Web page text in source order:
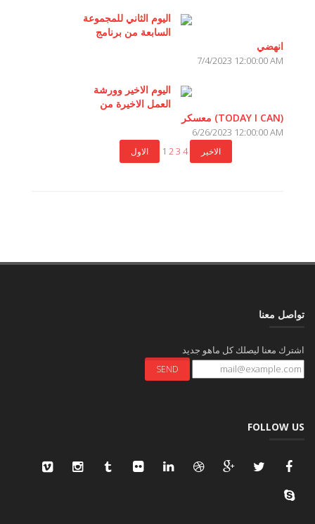
اليوم الثاني للمجموعة
السابعة من برنامج
انهضي
7/4/2023 12:00:00 AM
اليوم الاخير وورشة
العمل الاخيرة من
معسكر (TODAY I CAN)
6/26/2023 12:00:00 AM
1 2 3 4
تواصل معنا
اشترك معنا ليصلك كل ماهو جديد
FOLLOW US